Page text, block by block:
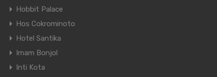
Hobbit Palace
Hos Cokrominoto
Hotel Santika
Imam Bonjol
Inti Kota